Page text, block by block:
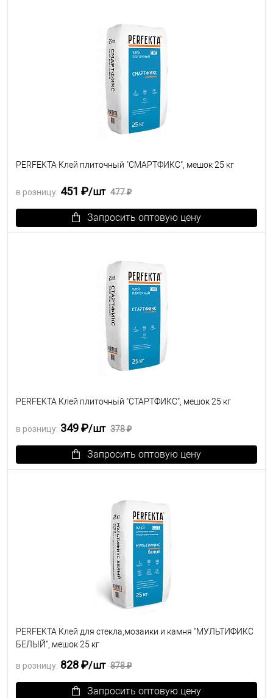
PERFEKTA Клей плиточный "СМАРТФИКС", мешок 25 кг
в розницу: 451 ₽/шт 477 ₽
Запросить оптовую цену
PERFEKTA Клей плиточный "СТАРТФИКС", мешок 25 кг
в розницу: 349 ₽/шт 378 ₽
Запросить оптовую цену
PERFEKTA Клей для стекла,мозаики и камня "МУЛЬТИФИКС
БЕЛЫЙ", мешок 25 кг
в розницу: 828 ₽/шт 878 ₽
Запросить оптовую цену